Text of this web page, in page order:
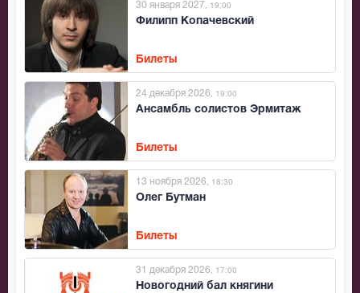
Филипп Копачевский
30 января 2027 , 19:00
Билеты
Ансамбль солистов Эрмитаж
24 декабря 2026 , 19:00
Билеты
Олег Бутман
13 ноября 2026 , 18:30
Билеты
Новогодний бал княгини
31 декабря 2026 , 17:00